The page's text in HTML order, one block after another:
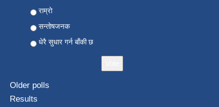
Choices
राम्राे
सन्ताेषजनक
धेरै सुधार गर्न बाँकी छ
Older polls
Results